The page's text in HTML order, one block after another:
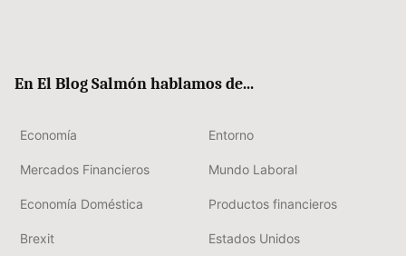
En El Blog Salmón hablamos de...
Economía Entorno
Mercados Financieros Mundo Laboral
Economía Doméstica Productos financieros
Brexit Estados Unidos